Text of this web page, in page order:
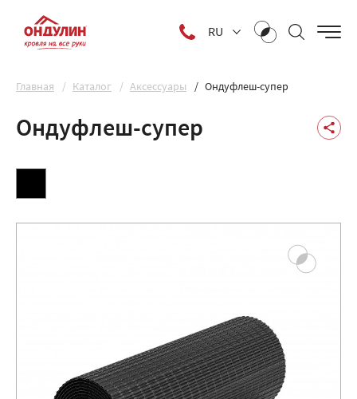
RU
Главная Каталог Аксессуары Ондуфлеш-супер
Ондуфлеш-супер